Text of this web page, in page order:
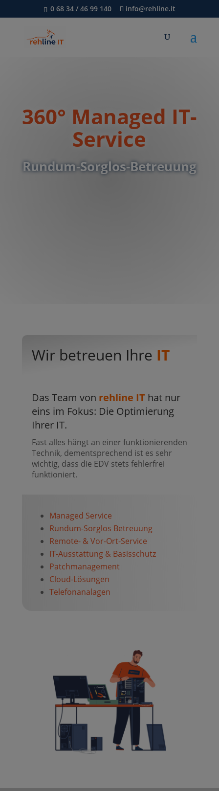
0 68 34 / 46 99 140 info@rehline.it
360° Managed IT-
Service
Rundum-Sorglos-Betreuung
Wir betreuen Ihre IT
Das Team von rehline IThat nur
eins im Fokus: Die Optimierung
Ihrer IT.
Fast alles hängt an einer funktionierenden
Technik, dementsprechend ist es sehr
wichtig, dass die EDV stets fehlerfrei
funktioniert.
Managed Service
Rundum-Sorglos Betreuung
Remote- & Vor-Ort-Service
IT-Ausstattung & Basisschutz
Patchmanagement
Cloud-Lösungen
Telefonanalagen